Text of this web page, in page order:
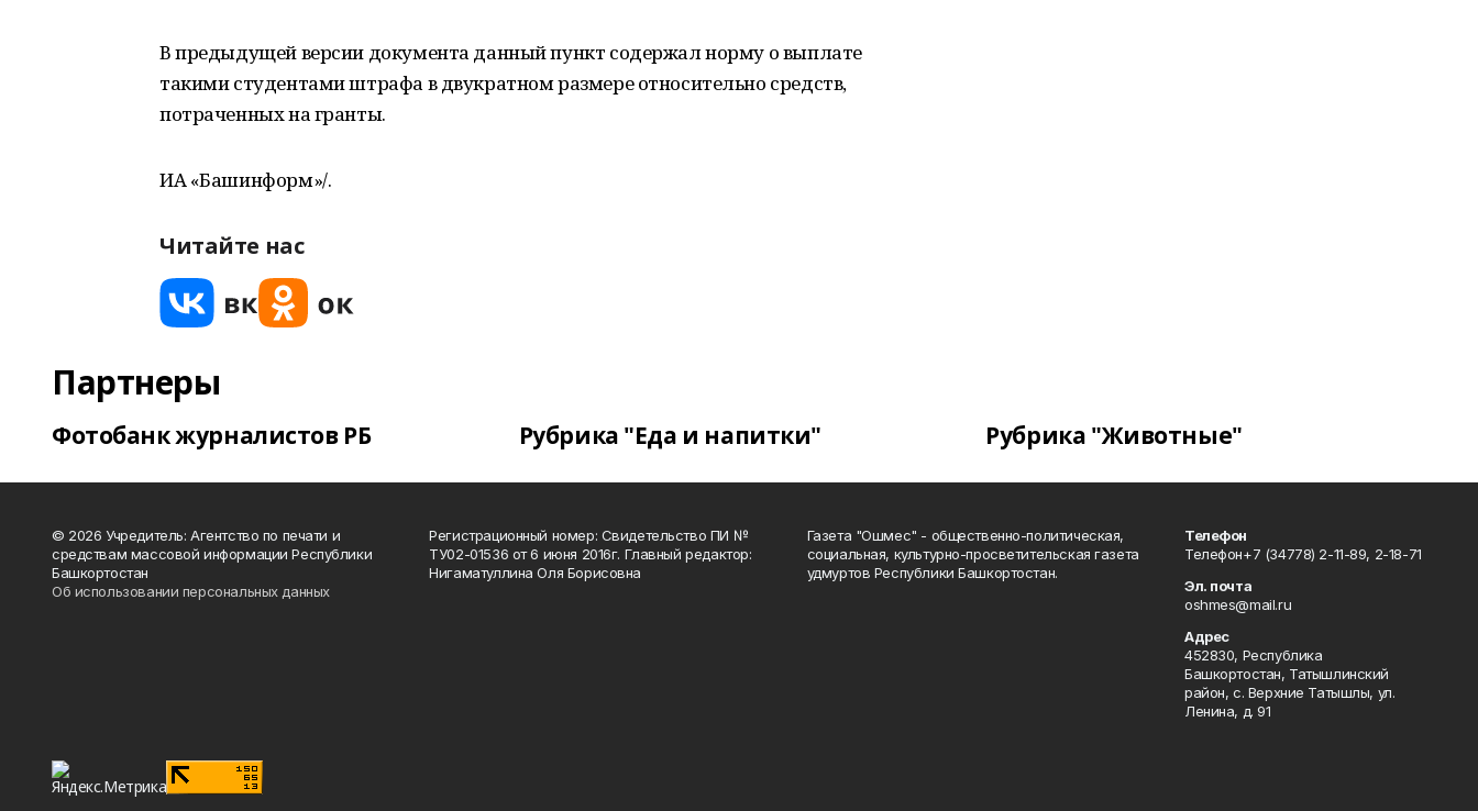
В предыдущей версии документа данный пункт содержал норму о выплате
такими студентами штрафа в двукратном размере относительно средств,
потраченных на гранты.
ИА «Башинформ»/.
Читайте нас
Партнеры
Фотобанк журналистов РБ Рубрика "Еда и напитки" Рубрика "Животные"
© 2026 Учредитель: Агентство по печати и
средствам массовой информации Республики
Башкортостан
Об использовании персональных данных
Регистрационный номер: Свидетельство ПИ №
ТУ02-01536 от 6 июня 2016г. Главный редактор:
Нигаматуллина Оля Борисовна
Газета "Ошмес" - общественно-политическая,
социальная, культурно-просветительская газета
удмуртов Республики Башкортостан.
Телефон
Телефон+7 (34778) 2-11-89, 2-18-71
Эл. почта
oshmes@mail.ru
Адрес
452830, Республика
Башкортостан, Татышлинский
район, с. Верхние Татышлы, ул.
Ленина, д. 91